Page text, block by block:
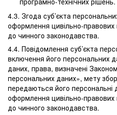
4.3. Згода суб’єкта
оформлення цивільно-правових
до чинного законодавства.
4.4. Повідомлення суб’єкта
включення його персональних
даних, права, визначені
персональних даних», мету
передаються його персональні
оформлення цивільно-правових
до чинного законодавства.